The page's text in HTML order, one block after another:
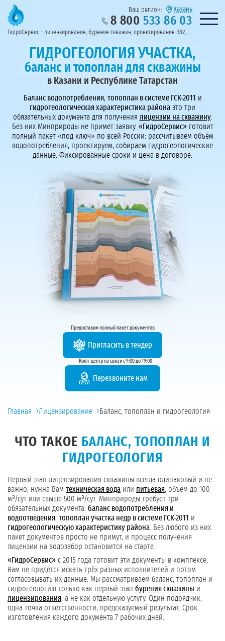
Предоставим полный пакет документов
Пригласить в тендер
Колл-центр на связи с 9:00 до 19:00
Перезвоните мне!
Ваш регион: Казань
8 800 533 86 03 Нужна
ГидроСервис - лицензирование, бурение скважин, проектирование ВЗУ, системы водоподготовки
ГИДРОГЕОЛОГИЯ УЧАСТКА,
баланс и топоплан для скважины
в Казани и Республике Татарстан
Баланс водопотребления, топоплан в системе ГСК-2011 и
гидрогеологическая характеристика района это три
обязательных документа для получения лицензии на скважину.
Без них Минприроды не примет заявку. «ГидроСервис»готовит
полный пакет «под ключ» по всей России: рассчитываем объём
водопотребления, проектируем, собираем гидрогеологические
данные. Фиксированные сроки и цена в договоре.
Предоставим полный пакет документов
Пригласить в тендер
Колл-центр на связи с 9:00 до 19:00
Перезвоните нам
Главная ›Лицензирование ›Баланс, топоплан и гидрогеология
ЧТО ТАКОЕ БАЛАНС, ТОПОПЛАН И
ГИДРОГЕОЛОГИЯ
Первый этап лицензирования скважины всегда одинаковый и не
важно, нужна Вам техническая вода или питьевая, объём до 100
м³/сут или свыше 500 м³/сут. Минприроды требует три
обязательных документа: баланс водопотребления и
водоотведения, топоплан участка недр в системе ГСК-2011 и
гидрогеологическую характеристику района . Без любого из них
пакет документов просто не примут, и процесс получения
лицензии на водозабор остановится на старте.
«ГидроСервис» с 2015 года готовит эти документы в комплексе,
Вам не придётся искать трёх разных исполнителей и потом
согласовывать их данные. Мы рассматриваем баланс, топоплан и
гидрогеологию только как первый этап бурения скважины и
лицензирования, а не как отдельную услугу. Один подрядчик,
одна точка ответственности, предсказуемый результат. Срок
изготовления каждого документа 7 рабочих дней.